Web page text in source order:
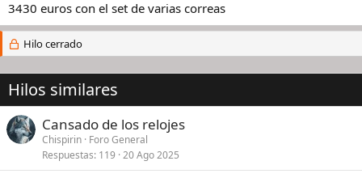
3430 euros con el set de varias correas
Hilo cerrado
Hilos similares
Cansado de los relojes
Chispirin Foro General
Respuestas 119 20 Ago 2025